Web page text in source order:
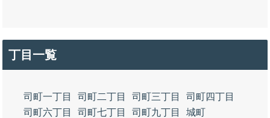
丁目一覧
司町一丁目 司町二丁目 司町三丁目
司町四丁目
司町六丁目
司町七丁目 司町九丁目
城町